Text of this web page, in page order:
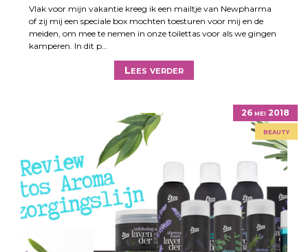
Vlak voor mijn vakantie kreeg ik een mailtje van Newpharma
of zij mij een speciale box mochten toesturen voor mij en de
meiden, om mee te nemen in onze toilettas voor als we gingen
kamperen. In dit p…
Lees verder
26 mei 2018
beauty